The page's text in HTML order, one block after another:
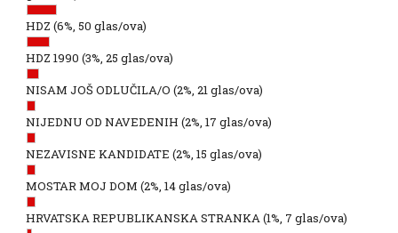
HDZ (6%, 50 glas/ova)
HDZ 1990 (3%, 25 glas/ova)
NISAM JOŠ ODLUČILA/O (2%, 21 glas/ova)
NIJEDNU OD NAVEDENIH (2%, 17 glas/ova)
NEZAVISNE KANDIDATE (2%, 15 glas/ova)
MOSTAR MOJ DOM (2%, 14 glas/ova)
HRVATSKA REPUBLIKANSKA STRANKA(1%, 7 glas/ova)